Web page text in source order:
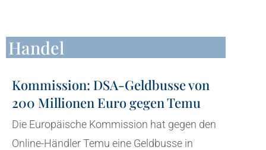
Handel
Kommission: DSA-Geldbusse von
200 Millionen Euro gegen Temu
Die Europäische Kommission hat gegen den
Online-Händler Temu eine Geldbusse in